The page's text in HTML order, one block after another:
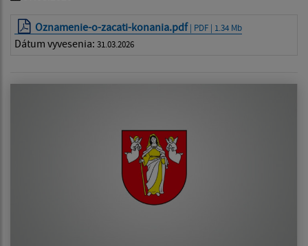
Oznamenie-o-zacati-konania.pdf | PDF | 1.34 Mb
Dátum vyvesenia: 31.03.2026